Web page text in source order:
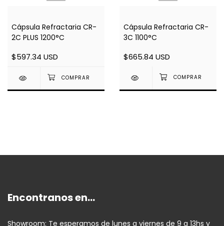
Cápsula Refractaria CR-
2C PLUS 1200°C
$597.34 USD
Cápsula Refractaria CR-
3C 1100°C
$665.84 USD
Encontranos en...
Showroom: Te esperamos de lunes a viernes de 9 a 13hs y